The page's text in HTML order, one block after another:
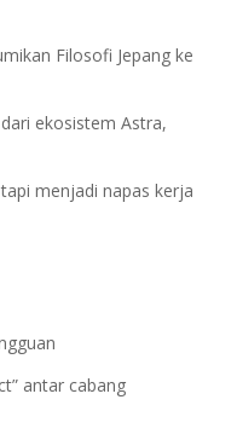
Filosofi Jepang ke
ekosistem Astra,
menjadi napas kerja
antar cabang